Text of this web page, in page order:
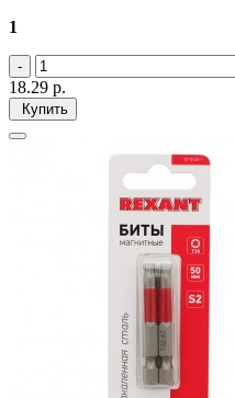
1
18.29 р.
Купить